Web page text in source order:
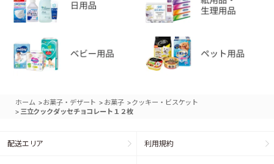
ホーム >お菓子・デザート > お菓子 >クッキー・ビスケット
> 三立クックダッセチョコレート１２枚
配送エリア 利用規約